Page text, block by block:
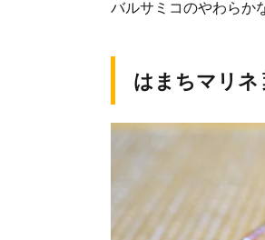
バルサミコのやわらか
はまちマリネ